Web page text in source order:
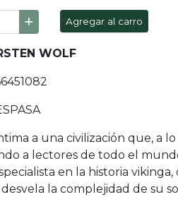
Agregar al carro
WOLF
a una civilización que, a
a lectores de todo el
en la historia
la complejidad de su